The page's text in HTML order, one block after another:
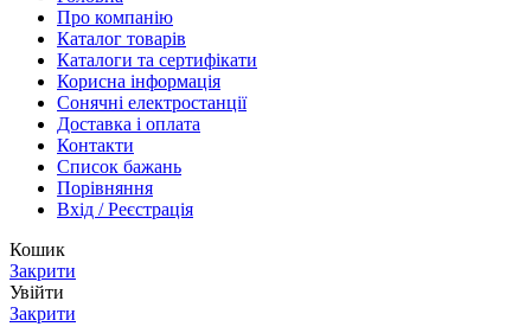
Про компанію
Каталог товарів
Каталоги та сертифікати
Корисна інформація
Сонячні електростанції
Доставка і оплата
Контакти
Список бажань
Порівняння
Вхід / Реєстрація
Кошик
Закрити
Увійти
Закрити